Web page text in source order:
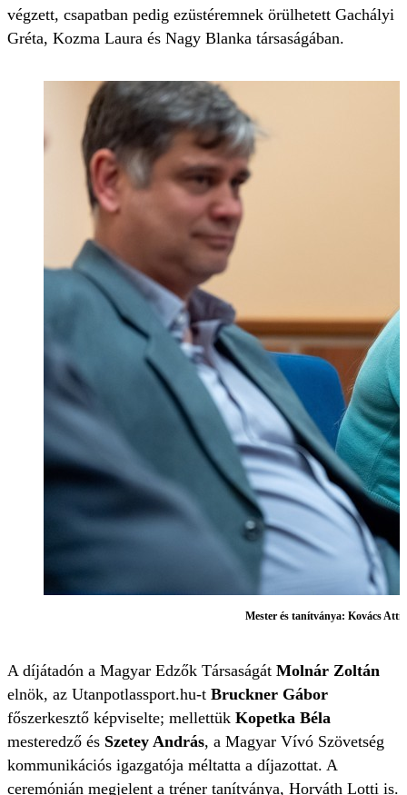
végzett, csapatban pedig ezüstéremnek örülhetett Gachályi
Gréta, Kozma Laura és Nagy Blanka társaságában.
Mester és tanítványa: Kovács
A díjátadón a Magyar Edzők Társaságát Molnár Zoltán
elnök, az Utanpotlassport.hu-t Bruckner Gábor
főszerkesztő képviselte; mellettük Kopetka Béla
mesteredző és Szetey András, a Magyar Vívó Szövetség
kommunikációs igazgatója méltatta a díjazottat. A
ceremónián megjelent a tréner tanítványa, Horváth Lotti is.